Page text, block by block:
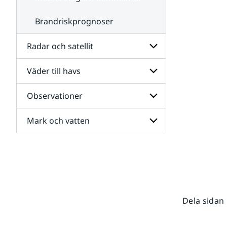
Brandriskprognoser
Radar och satellit
Undersidor
för
Radar
och
satellit
Väder till havs
Undersidor
för
Väder
till
havs
Observationer
Undersidor
för
Mark och vatten
Dela sidan